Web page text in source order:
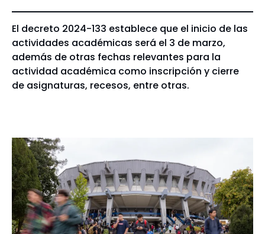
El decreto 2024-133 establece que el inicio de las
actividades académicas será el 3 de marzo,
además de otras fechas relevantes para la
actividad académica como inscripción y cierre
de asignaturas, recesos, entre otras.